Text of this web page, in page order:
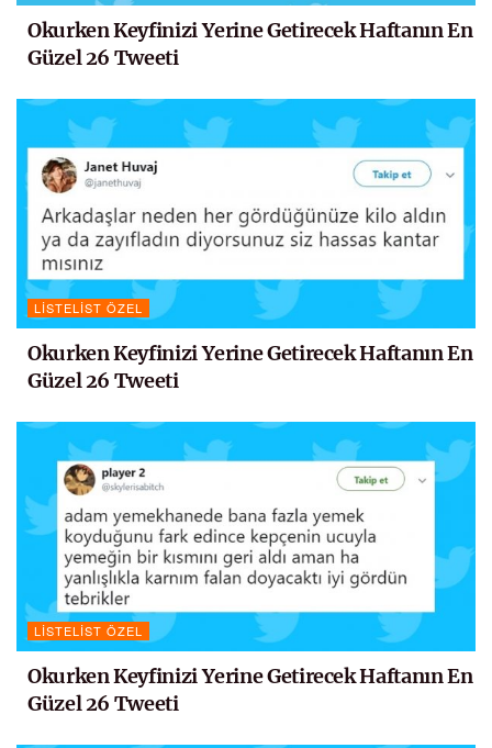
Okurken Keyfinizi Yerine Getirecek Haftanın En
Güzel 26 Tweeti
LISTELIST ÖZEL
Okurken Keyfinizi Yerine Getirecek Haftanın En
Güzel 26 Tweeti
LISTELIST ÖZEL
Okurken Keyfinizi Yerine Getirecek Haftanın En
Güzel 26 Tweeti